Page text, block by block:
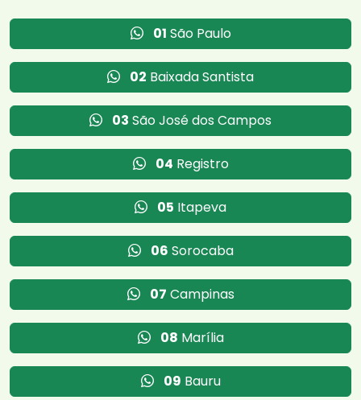
01 São Paulo
02 Baixada Santista
03 São José dos Campos
04 Registro
05 Itapeva
06 Sorocaba
07 Campinas
08 Marília
09 Bauru